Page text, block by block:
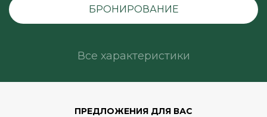
БРОНИРОВАНИЕ
Все характеристики
ПРЕДЛОЖЕНИЯ ДЛЯ ВАС